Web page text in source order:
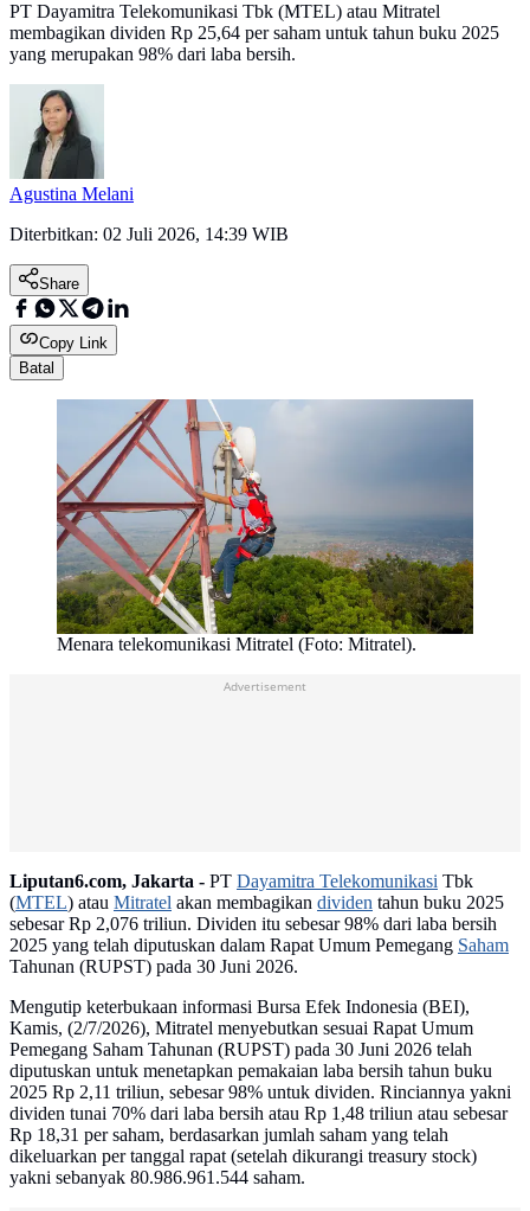
PT Dayamitra Telekomunikasi Tbk (MTEL) atau Mitratel
membagikan dividen Rp 25,64 per saham untuk tahun buku 2025
yang merupakan 98% dari laba bersih.
Agustina Melani
Diterbitkan: 02 Juli 2026, 14:39 WIB
Share
Copy Link
Batal
Menara telekomunikasi Mitratel (Foto: Mitratel).
Advertisement
Liputan6.com, Jakarta - PT Dayamitra Telekomunikasi Tbk
(MTEL) atau Mitratel akan membagikan dividen tahun buku 2025
sebesar Rp 2,076 triliun. Dividen itu sebesar 98% dari laba bersih
2025 yang telah diputuskan dalam Rapat Umum Pemegang Saham
Tahunan (RUPST) pada 30 Juni 2026.
Mengutip keterbukaan informasi Bursa Efek Indonesia (BEI),
Kamis, (2/7/2026), Mitratel menyebutkan sesuai Rapat Umum
Pemegang Saham Tahunan (RUPST) pada 30 Juni 2026 telah
diputuskan untuk menetapkan pemakaian laba bersih tahun buku
2025 Rp 2,11 triliun, sebesar 98% untuk dividen. Rinciannya yakni
dividen tunai 70% dari laba bersih atau Rp 1,48 triliun atau sebesar
Rp 18,31 per saham, berdasarkan jumlah saham yang telah
dikeluarkan per tanggal rapat (setelah dikurangi treasury stock)
yakni sebanyak 80.986.961.544 saham.